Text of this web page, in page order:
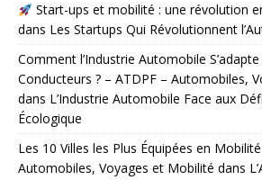
Start-ups et mobilité : une révolution
dans Les Startups Qui Révolutionnent
Comment l’Industrie Automobile
Conducteurs ? – ATDPF – Automobiles,
dans L’Industrie Automobile Face aux
Écologique
Les 10 Villes les Plus Équipées en
Automobiles, Voyages et Mobilité dans